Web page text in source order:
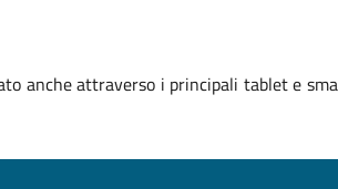
anche attraverso i principali tablet e